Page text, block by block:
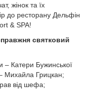
жінок та їх
до ресторану Дельфін
& SPA!
святковий
– Катери Бужинської
Михайла Грицкан;
від шефа;